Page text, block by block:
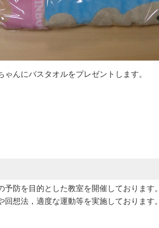
んにバスタオルをプレゼントします。
防を目的とした教室を開催しております。
想法，適度な運動等を実施しております。